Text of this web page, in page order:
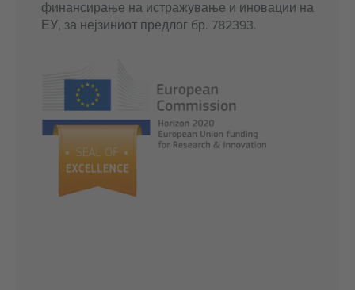
финансирање на истражување и иновации на
ЕУ, за нејзиниот предлог бр. 782393.